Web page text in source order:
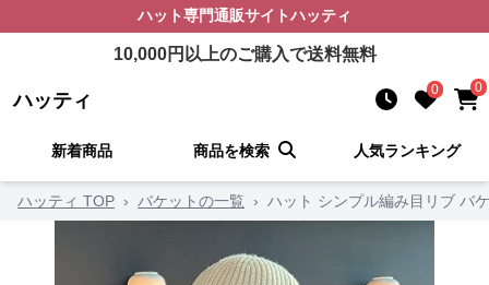
ハット専門通販サイトハッティ
10,000円以上のご購入で送料無料
ハッティ 0 0
新着商品 商品を検索 人気ランキング
ハッティ TOP › バケットの一覧 › ハット シンプル編み目リブ バ